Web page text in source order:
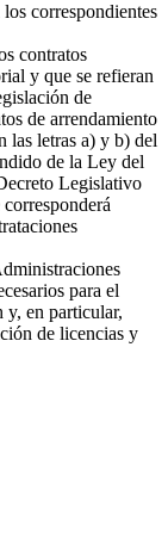
correspondientes
contratos
y que se refieran
de
de arrendamiento
las letras a) y b) del
de la Ley del
Legislativo
para el
y, en particular,
de licencias y